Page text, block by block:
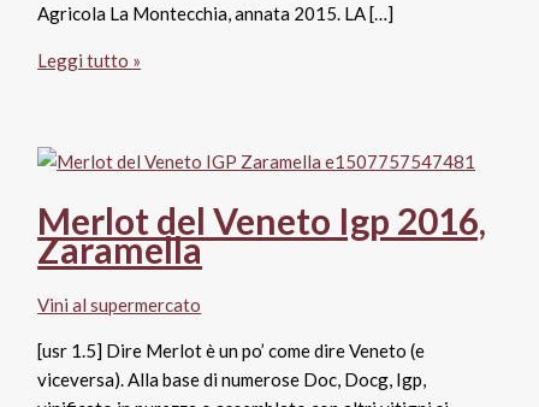
Agricola La Montecchia, annata 2015. LA […]
Colli
Bianco
Doc
2015,
Conte
Emo
Leggi tutto »
Merlot del Veneto Igp 2016,
Zaramella
Vini al supermercato
[usr 1.5] Dire Merlot è un po’ come dire Veneto (e
viceversa). Alla base di numerose Doc, Docg, Igp,